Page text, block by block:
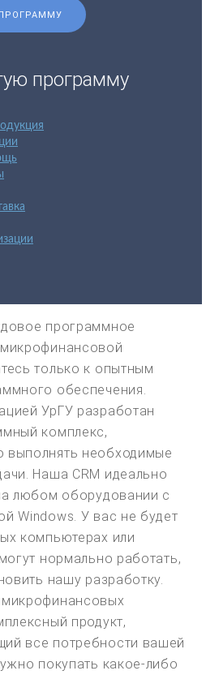
программу
программное
только к опытным
обеспечения.
УрГУ разработан
комплекс,
необходимые
Наша CRM идеально
любом оборудовании с
Windows. У вас не будет
компьютерах или
нормально работать,
нашу разработку.
микрофинансовых
продукт,
все потребности вашей
покупать какое-либо